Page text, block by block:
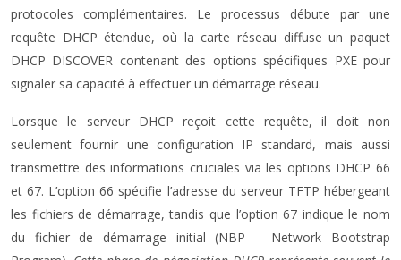
protocoles complémentaires. Le processus débute par une
requête DHCP étendue, où la carte réseau diffuse un paquet
DHCP DISCOVER contenant des options spécifiques PXE pour
signaler sa capacité à effectuer un démarrage réseau.
Lorsque le serveur DHCP reçoit cette requête, il doit non
seulement fournir une configuration IP standard, mais aussi
transmettre des informations cruciales via les options DHCP 66
et 67. L’option 66 spécifie l’adresse du serveur TFTP hébergeant
les fichiers de démarrage, tandis que l’option 67 indique le nom
du fichier de démarrage initial (NBP – Network Bootstrap